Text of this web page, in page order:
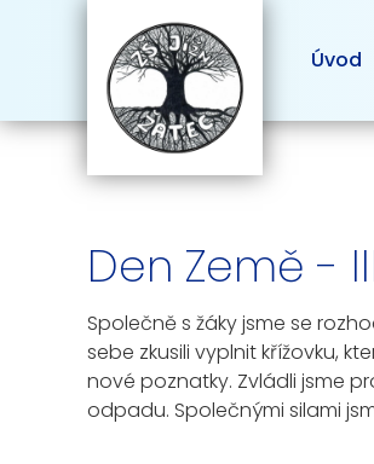
Úvod
Den Země -
Společně s žáky jsme se
sebe zkusili vyplnit křížovku,
nové poznatky. Zvládli jsme
odpadu. Společnými silami